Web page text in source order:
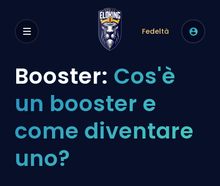
Fedeltà
Booster: Cos'è
un booster e
come diventare
uno?